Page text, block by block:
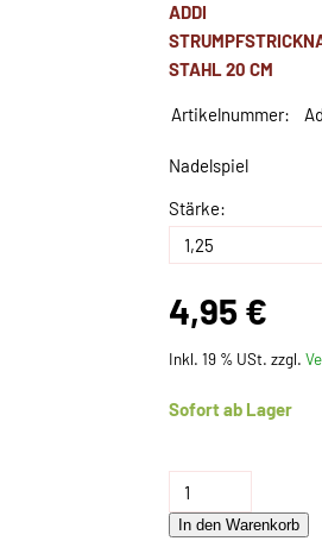
ADDI
STAHL 20 CM
Artikelnummer:
Nadelspiel
Stärke:
4,95 €
Inkl. 19 % USt. zzgl.
Sofort ab Lager
In den Warenkorb